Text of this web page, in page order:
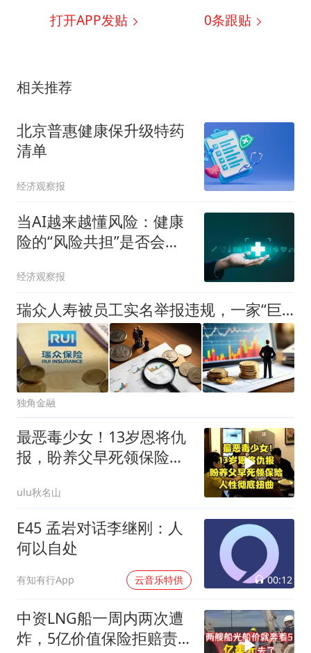
打开APP发贴 0条跟贴
相关推荐
北京普惠健康保升级特药
清单
经济观察报
当AI越来越懂风险：健康
险的“风险共担”是否会被
经济观察报
瑞众人寿被员工实名举报违规，一家“巨无霸”险企的多重面孔
独角金融
最恶毒少女！13岁恩将仇
报，盼养父早死领保险，
ulu秋名山
E45 孟岩对话李继刚：人
何以自处
有知有行App 云音乐特供 00:12
中资LNG船一周内两次遭
炸，5亿价值保险拒赔责